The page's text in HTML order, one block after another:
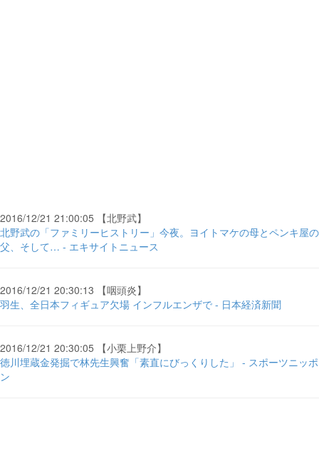
2016/12/21 21:00:05 【北野武】
北野武の「ファミリーヒストリー」今夜。ヨイトマケの母とペンキ屋の
父、そして… - エキサイトニュース
2016/12/21 20:30:13 【咽頭炎】
羽生、全日本フィギュア欠場 インフルエンザで - 日本経済新聞
2016/12/21 20:30:05 【小栗上野介】
徳川埋蔵金発掘で林先生興奮「素直にびっくりした」 - スポーツニッポ
ン